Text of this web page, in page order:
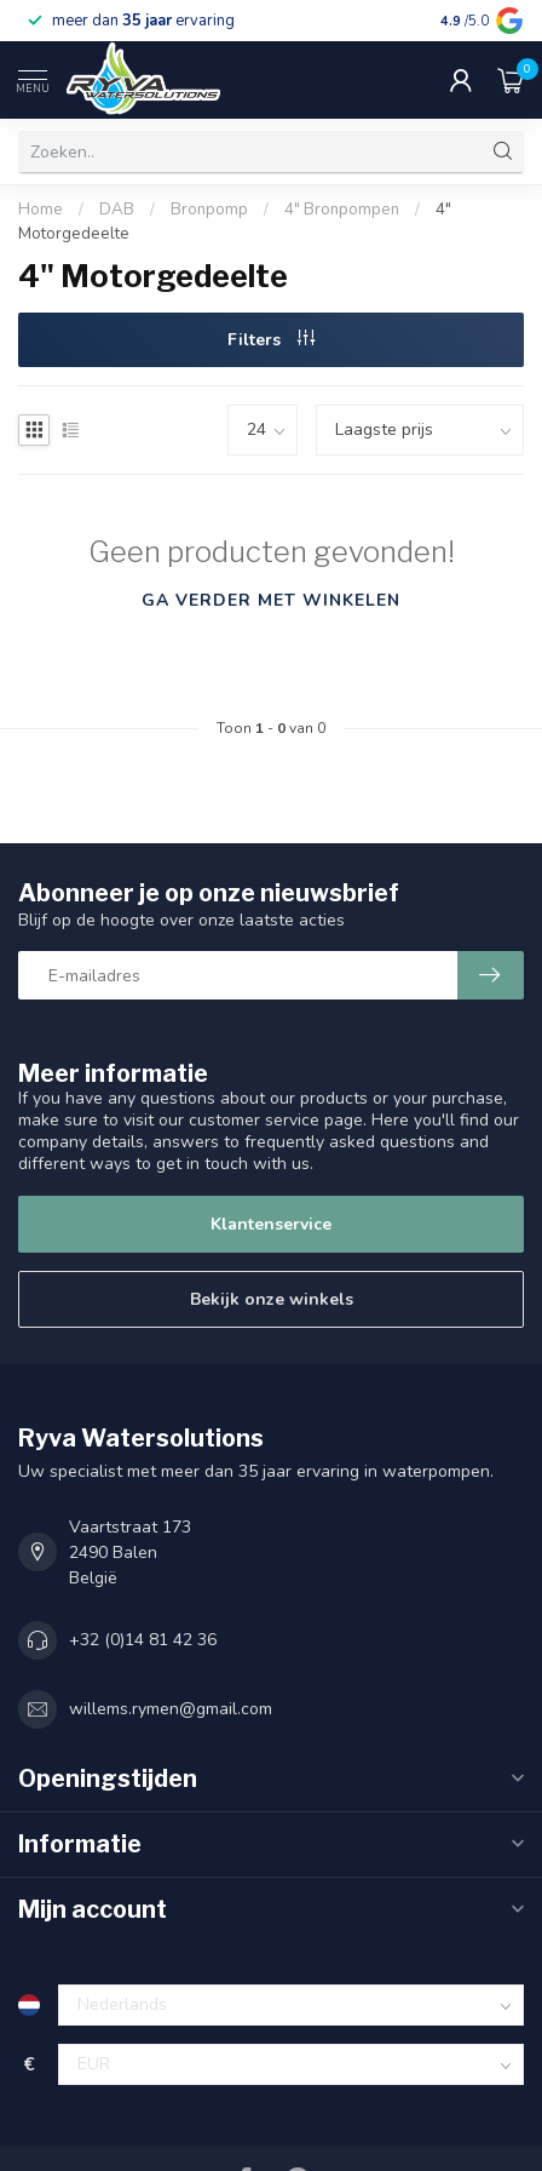
meer dan 35 jaarervaring gratis
4.9 /5.0
MENU
0
Home / DAB / Bronpomp / 4" Bronpompen /
4"
Motorgedeelte
4" Motorgedeelte
Filters
Geen producten gevonden!
GA VERDER MET WINKELEN
Toon 1 - 0van 0
Meer informatie
If you have any questions about our products or your purchase,
make sure to visit our customer service page. Here you'll find our
company details, answers to frequently asked questions and
different ways to get in touch with us.
Klantenservice
Bekijk onze winkels
Abonneer je op onze nieuwsbrief
Blijf op de hoogte over onze laatste acties
Ryva Watersolutions
Uw specialist met meer dan 35 jaar ervaring in waterpompen.
Vaartstraat 173
2490 Balen
België
+32 (0)14 81 42 36
willems.rymen@gmail.com
Openingstijden
Informatie
Mijn account
€